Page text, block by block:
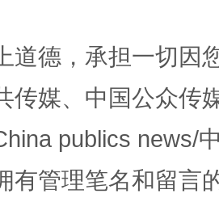
优化重塑工作
道德，承担一切因
传媒、中国公众传
publics news/
有管理笔名和留言